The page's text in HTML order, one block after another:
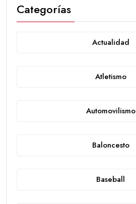
Categorías
Actualidad
Atletismo
Automovilismo
Baloncesto
Baseball